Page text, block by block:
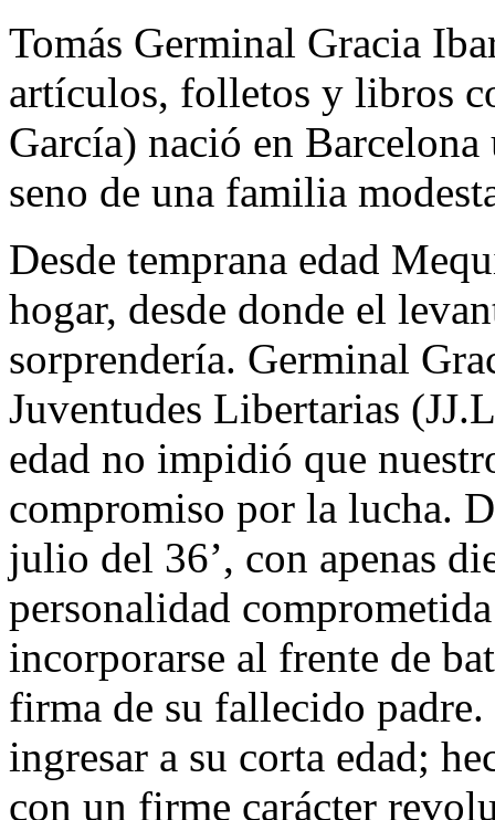
Tomás Germinal Gracia
artículos, folletos y libros
García) nació en
seno de una familia
Desde temprana edad
hogar, desde donde el
sorprendería. Germinal
Juventudes Libertarias
edad no impidió que
compromiso por la lucha.
julio del 36’, con apenas
personalidad
incorporarse al frente de
firma de su fallecido
ingresar a su corta edad;
con un firme carácter